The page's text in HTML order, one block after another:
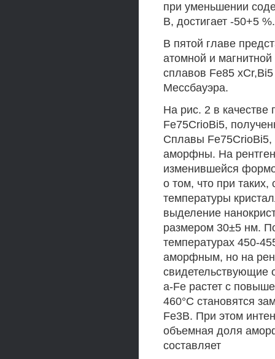
при уменьшении
В, достигает -50+5 %.
В пятой главе
атомной и
сплавов Fe85
Мессбауэра.
На рис. 2 в
Fe75CrioBi5,
Сплавы Fe75CrioBi5,
аморфны. На
изменившейся
о том, что при таких,
температуры
выделение
размером 30±5 нм.
температурах 450-
аморфным, но на
свидетельствующие
a-Fe растет с
460°С становятся
Fe3B. При этом
объемная доля
составляет